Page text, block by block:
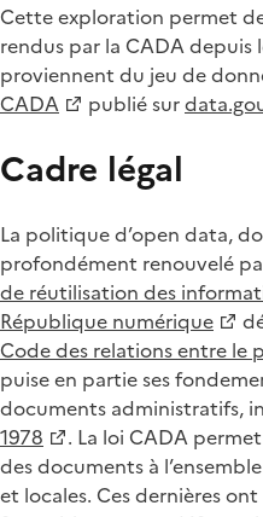
Cette exploration permet
rendus par la CADA depuis
proviennent du jeu de
CADA
publié sur
Cadre légal
La politique d’open data,
profondément renouvelé
de réutilisation des
République numérique
Code des relations entre le
puise en partie ses
documents administratifs,
1978
. La loi CADA
des documents à
et locales. Ces dernières